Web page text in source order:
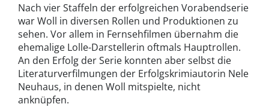
Nach vier Staffeln der erfolgreichen Vorabendserie
war Woll in diversen Rollen und Produktionen zu
sehen. Vor allem in Fernsehfilmen übernahm die
ehemalige Lolle-Darstellerin oftmals Hauptrollen.
An den Erfolg der Serie konnten aber selbst die
Literaturverfilmungen der Erfolgskrimiautorin Nele
Neuhaus, in denen Woll mitspielte, nicht
anknüpfen.